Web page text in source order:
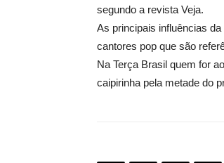
segundo a revista Veja.
As principais influências
cantores pop que são
Na Terça Brasil quem for
caipirinha pela metade do